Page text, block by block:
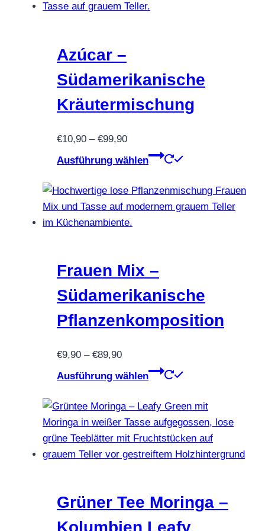
können
der
Azúcar –
Südamerikanische
Kräutermischung
€10,90 – €99,90Preisspanne:
€10,90
€99,90
Ausführung wählen
Dieses
weist
mehrere
auf
der
Produktseite
Frauen Mix –
Südamerikanische
Pflanzenkomposition
€9,90 – €89,90Preisspanne:
€9,90
€89,90
Ausführung wählen
Dieses
weist
mehrere
Varianten
auf.
können
Grüner Tee Moringa –